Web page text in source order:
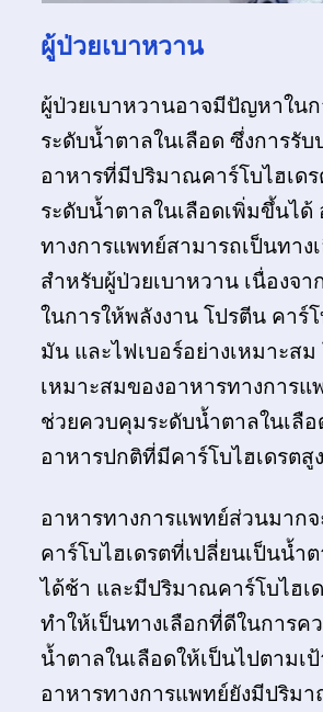
ผู้ป่วยเบาหวาน
ผู้ป่วยเบาหวานอาจมีปัญหาใน
ระดับน้ำตาลในเลือด ซึ่งการรับ
อาหารที่มีปริมาณคาร์โบไฮเดร
ระดับน้ำตาลในเลือดเพิ่มขึ้นได้
ทางการแพทย์สามารถเป็นทาง
สำหรับผู้ป่วยเบาหวาน เนื่องจ
ในการให้พลังงาน โปรตีน คาร์
มัน และไฟเบอร์อย่างเหมาะสม
เหมาะสมของอาหารทางการแ
ช่วยควบคุมระดับน้ำตาลในเลือ
อาหารปกติที่มีคาร์โบไฮเดรตสู
อาหารทางการแพทย์ส่วนมากจ
คาร์โบไฮเดรตที่เปลี่ยนเป็นน้ำ
ได้ช้า และมีปริมาณคาร์โบไฮเ
ทำให้เป็นทางเลือกที่ดีในการค
น้ำตาลในเลือดให้เป็นไปตามเ
อาหารทางการแพทย์ยังมีปริม